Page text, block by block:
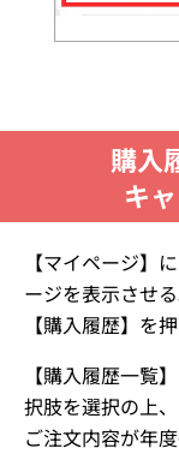
購入
キ
【マイページ】
ージを表示させる
【購入履歴】を押
【購入履歴一覧
択肢を選択の上
ご注文内容が年